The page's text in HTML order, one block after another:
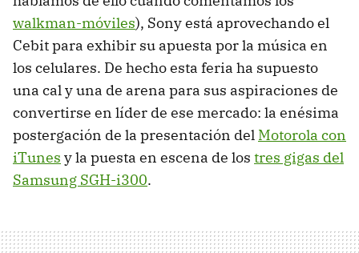
walkman-móviles), Sony está aprovechando el
Cebit para exhibir su apuesta por la música en
los celulares. De hecho esta feria ha supuesto
una cal y una de arena para sus aspiraciones de
convertirse en líder de ese mercado: la enésima
postergación de la presentación del Motorola con
iTunes y la puesta en escena de los tres gigas del
Samsung SGH-i300.